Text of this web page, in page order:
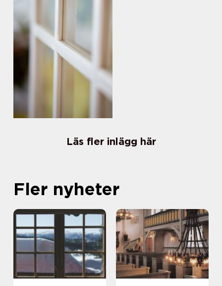
Läs fler inlägg här
Fler nyheter